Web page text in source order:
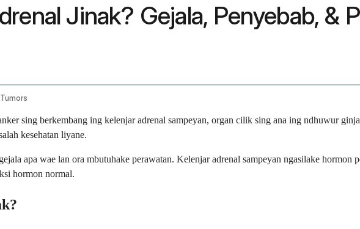
Jinak? Gejala, Penyebab, &
sing berkembang ing kelenjar adrenal sampeyan, organ cilik sing ana ing ndhuwur
kesehatan liyane.
apa wae lan ora mbutuhake perawatan. Kelenjar adrenal sampeyan ngasilake hormon
hormon normal.